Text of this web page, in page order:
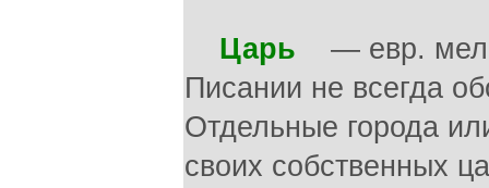
Царь — евр.
Писании не всегда
Отдельные города
своих собственных